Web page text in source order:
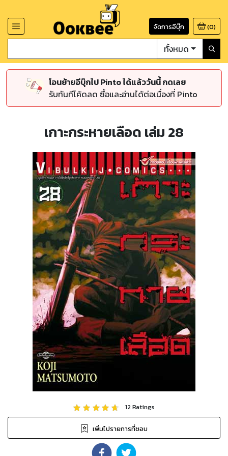
จัดการอีบุ๊ก (0)
ทั้งหมด
โอนย้ายอีบุ๊กไป Pinto ได้แล้ววันนี้ กดเลย
รับทันทีโค้ดลด ซื้อและอ่านได้ต่อเนื่องที่ Pinto
เกาะกระหายเลือด เล่ม 28
12Ratings
เพิ่มไปรายการที่ชอบ